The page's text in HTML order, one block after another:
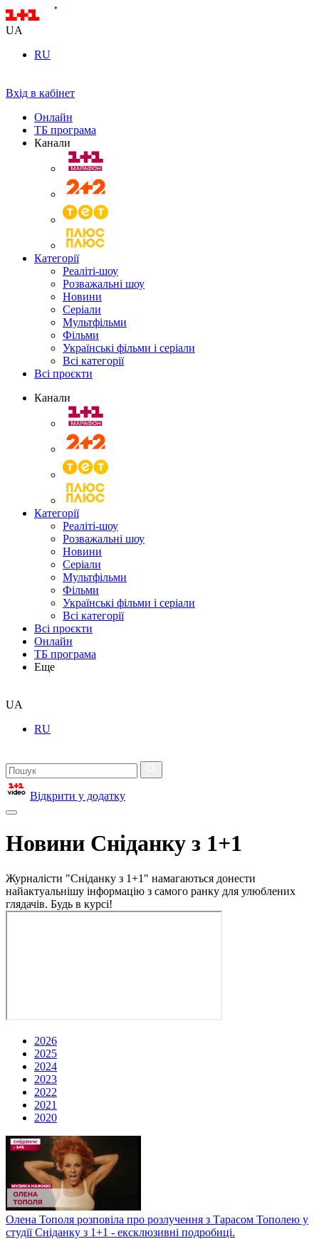
UA
RU
Вхід в кабінет
Онлайн
ТБ програма
Канали
Категорії
Реаліті-шоу
Розважальні шоу
Новини
Серіали
Мультфільми
Фільми
Українські фільми і серіали
Всі категорії
Всі проєкти
Канали
Категорії
Реаліті-шоу
Розважальні шоу
Новини
Серіали
Мультфільми
Фільми
Українські фільми і серіали
Всі категорії
Всі проєкти
Онлайн
ТБ програма
Еще
UA
RU
Відкрити у додатку
Новини Сніданку з 1+1
Журналісти "Сніданку з 1+1" намагаються донести
найактуальнішу інформацію з самого ранку для улюблених
глядачів. Будь в курсі!
2026
2025
2024
2023
2022
2021
2020
Олена Тополя розповіла про розлучення з Тарасом Тополею у
студії Сніданку з 1+1 - ексклюзивні подробиці.